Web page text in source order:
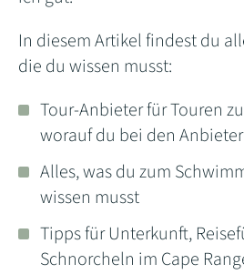
In diesem Artikel findest du
die du wissen musst:
Tour-Anbieter für Touren
worauf du bei den
Alles, was du zum
wissen musst
Tipps für Unterkunft,
Schnorcheln im Cape